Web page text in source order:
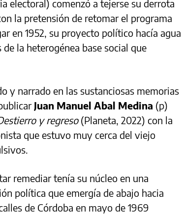
electoral) comenzó a tejerse su derrota
la pretensión de retomar el programa
en 1952, su proyecto político hacía agua
la heterogénea base social que
y narrado en las sustanciosas memorias
Juan Manuel Abal Medina (p)
y regreso(Planeta, 2022) con la
que estuvo muy cerca del viejo
remediar tenía su núcleo en una
política que emergía de abajo hacia
de Córdoba en mayo de 1969